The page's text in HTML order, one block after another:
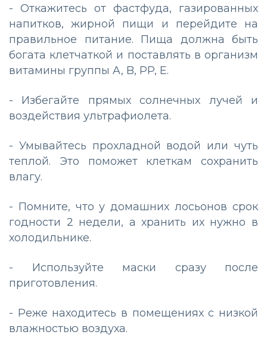
- Откажитесь от фастфуда, газированных
напитков, жирной пищи и перейдите на
правильное питание. Пища должна быть
богата клетчаткой и поставлять в организм
витамины группы A, B, PP, E.
- Избегайте прямых солнечных лучей и
воздействия ультрафиолета.
- Умывайтесь прохладной водой или чуть
теплой. Это поможет клеткам сохранить
влагу.
- Помните, что у домашних лосьонов срок
годности 2 недели, а хранить их нужно в
холодильнике.
- Используйте маски сразу после
приготовления.
- Реже находитесь в помещениях с низкой
влажностью воздуха.